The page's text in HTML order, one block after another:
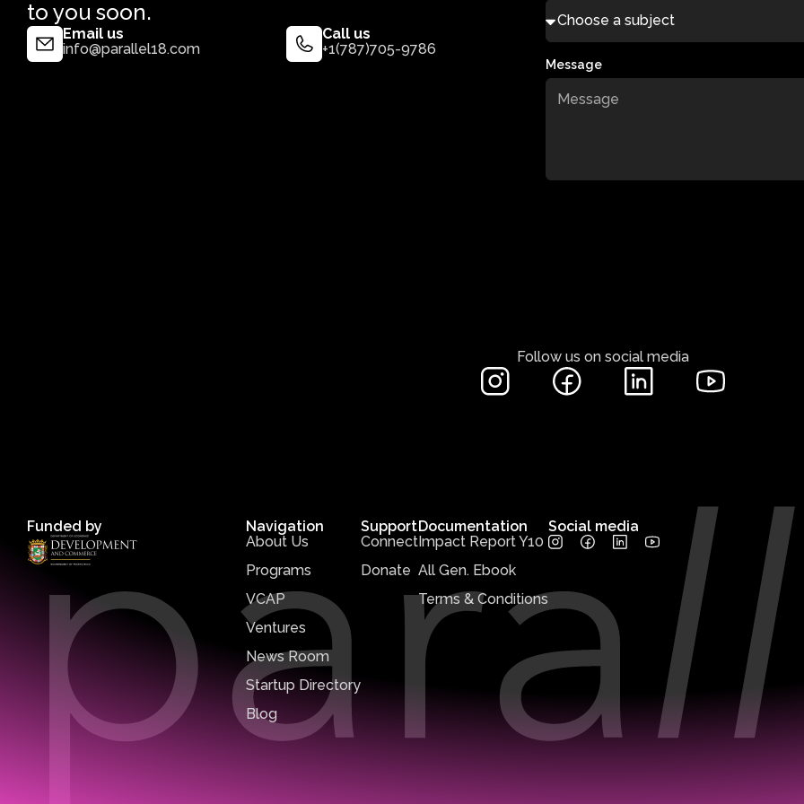
to you soon.
Email us
info@parallel18.com
Call us
+1(787)705-9786
Message
Follow us on social media
Funded by
Navigation
About Us
Programs
VCAP
Ventures
News Room
Startup Directory
Blog
Support
Connect
Donate
Documentation
Impact Report Y10
All Gen. Ebook
Terms & Conditions
Social media